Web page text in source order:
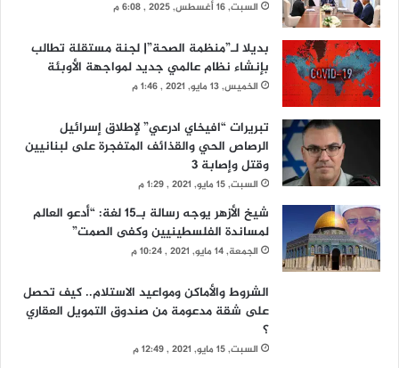
السبت, 16 أغسطس, 2025 , 6:08 م
بديلا لـ”منظمة الصحة”| لجنة مستقلة تطالب
بإنشاء نظام عالمي جديد لمواجهة الأوبئة
الخميس, 13 مايو, 2021 , 1:46 م
تبريرات “افيخاي ادرعي” لإطلاق إسرائيل
الرصاص الحي والقذائف المتفجرة على لبنانيين
وقتل وإصابة 3
السبت, 15 مايو, 2021 , 1:29 م
شيخ الأزهر يوجه رسالة بـ15 لغة: “أدعو العالم
لمساندة الفلسطينيين وكفى الصمت”
الجمعة, 14 مايو, 2021 , 10:24 م
الشروط والأماكن ومواعيد الاستلام.. كيف تحصل
على شقة مدعومة من صندوق التمويل العقاري
؟
السبت, 15 مايو, 2021 , 12:49 م